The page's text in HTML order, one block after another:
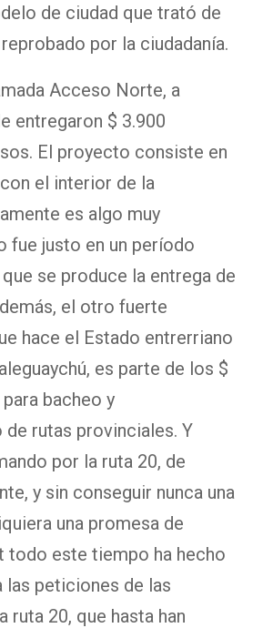
de ciudad que trató de
por la ciudadanía.
Acceso Norte, a
entregaron $ 3.900
El proyecto consiste en
el interior de la
es algo muy
fue justo en un período
se produce la entrega de
el otro fuerte
hace el Estado entrerriano
es parte de los $
bacheo y
rutas provinciales. Y
por la ruta 20, de
y sin conseguir nunca una
una promesa de
todo este tiempo ha hecho
las peticiones de las
ruta 20, que hasta han